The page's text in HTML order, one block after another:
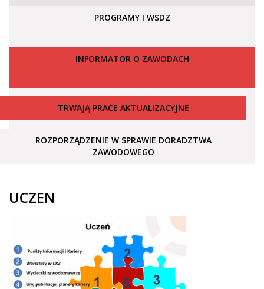
PROGRAMY I WSDZ
INFORMATOR O ZAWODACH
TRWAJĄ PRACE AKTUALIZACYJNE
ROZPORZĄDZENIE W SPRAWIE DORADZTWA
ZAWODOWEGO
UCZEN